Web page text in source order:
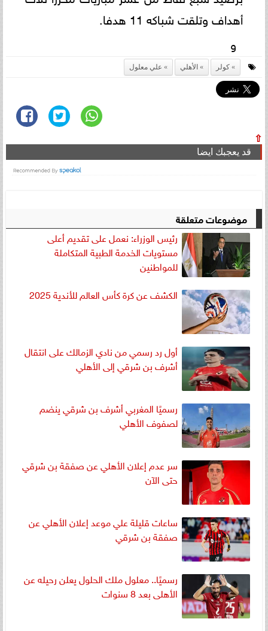
أهداف وتلقت شباكه 11 هدفا.
و
كولر الأهلي علي معلول
⇧
قد يعجبك ايضا
موضوعات متعلقة
رئيس الوزراء: نعمل على تقديم أعلى
مستويات الخدمة الطبية المتكاملة
للمواطنين
الكشف عن كرة كأس العالم للأندية 2025
أول رد رسمي من نادي الزمالك على انتقال
أشرف بن شرقي إلى الأهلي
رسميًا المغربي أشرف بن شرقي ينضم
لصفوف الأهلي
سر عدم إعلان الأهلي عن صفقة بن شرقي
حتى الآن
ساعات قليلة علي موعد إعلان الأهلي عن
صفقة بن شرقي
رسميًا.. معلول ملك الحلول يعلن رحيله عن
الأهلى بعد 8 سنوات